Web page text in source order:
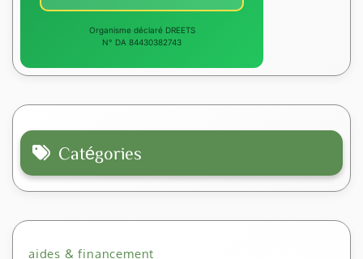
Organisme déclaré DREETS
N° DA 84430382743
Catégories
aides & financement